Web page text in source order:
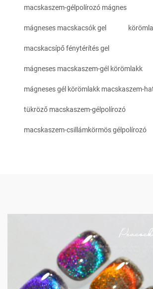
macskaszem-gélpolírozó mágnes
mágneses macskacsók gel
macskacsípő fénytérítés gel
mágneses macskaszem-gél körömlakk
mágneses gél körömlakk macskaszem-
tükröző macskaszem-gélpolírozó
macskaszem-csillámkörmös gélpolírozó